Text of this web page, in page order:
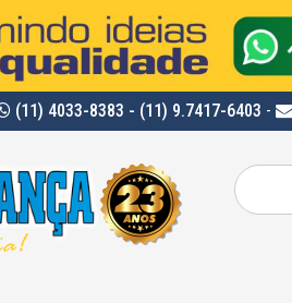
(11) 4033-8383 - (11) 9.7417-6403 -
Pesquisar
por: